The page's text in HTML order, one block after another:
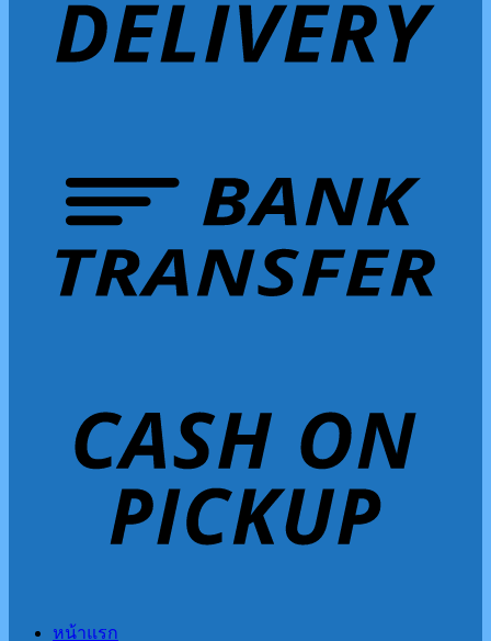
หน้าแรก